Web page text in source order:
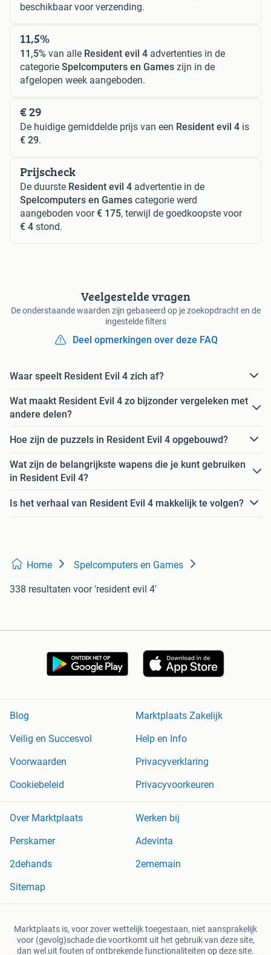
beschikbaar voor verzending.
11,5%
11,5% van alle Resident evil 4 advertenties in de
categorie Spelcomputers en Games zijn in de
afgelopen week aangeboden.
€ 29
De huidige gemiddelde prijs van een Resident evil 4 is
€ 29.
Prijscheck
De duurste Resident evil 4 advertentie in de
Spelcomputers en Games categorie werd
aangeboden voor€ 175, terwijl de goedkoopste voor
€ 4 stond.
Veelgestelde vragen
De onderstaande waarden zijn gebaseerd op je zoekopdracht en de
ingestelde filters
Deel opmerkingen over deze FAQ
Waar speelt Resident Evil 4 zich af?
Wat maakt Resident Evil 4 zo bijzonder vergeleken met
andere delen?
Hoe zijn de puzzels in Resident Evil 4 opgebouwd?
Wat zijn de belangrijkste wapens die je kunt gebruiken
in Resident Evil 4?
Is het verhaal van Resident Evil 4 makkelijk te volgen?
Home Spelcomputers en Games
338 resultaten voor 'resident evil 4'
Blog
Marktplaats Zakelijk
Veilig en Succesvol
Help en Info
Voorwaarden
Privacyverklaring
Cookiebeleid
Privacyvoorkeuren
Over Marktplaats
Werken bij
Perskamer
Adevinta
2dehands
2ememain
Sitemap
Marktplaats is, voor zover wettelijk toegestaan, niet aansprakelijk
voor (gevolg)schade die voortkomt uit het gebruik van deze site,
dan wel uit fouten of ontbrekende functionaliteiten op deze site.